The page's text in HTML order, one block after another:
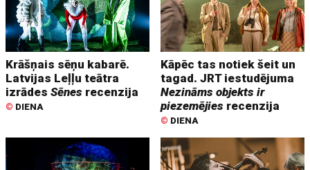
Krāšņais sēņu kabarē.
Latvijas Leļļu teātra
izrādesSēnes recenzija
© DIENA
Kāpēc tas notiek šeit un
tagad. JRT iestudējuma
Nezināms objekts ir
piezemējies recenzija
© DIENA